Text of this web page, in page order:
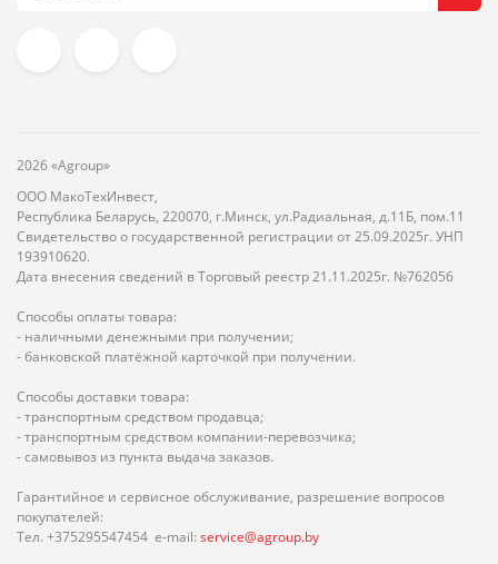
2026 «Agroup»
ООО МакоТехИнвест,
Республика Беларусь, 220070, г.Минск, ул.Радиальная, д.11Б, пом.11
Свидетельство о государственной регистрации от 25.09.2025г. УНП
193910620.
Дата внесения сведений в Торговый реестр 21.11.2025г. №762056
Способы оплаты товара:
- наличными денежными при получении;
- банковской платёжной карточкой при получении.
Способы доставки товара:
- транспортным средством продавца;
- транспортным средством компании-перевозчика;
- самовывоз из пункта выдача заказов.
Гарантийное и сервисное обслуживание, разрешение вопросов
покупателей:
Тел. +375295547454 e-mail: service@agroup.by